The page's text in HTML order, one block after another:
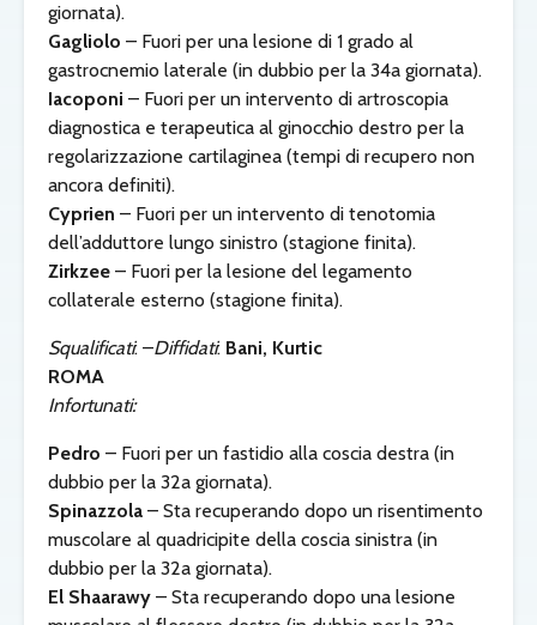
giornata).
Gagliolo – Fuori per una lesione di 1 grado al
gastrocnemio laterale (in dubbio per la 34a giornata).
Iacoponi – Fuori per un intervento di artroscopia
diagnostica e terapeutica al ginocchio destro per la
regolarizzazione cartilaginea (tempi di recupero non
ancora definiti).
Cyprien – Fuori per un intervento di tenotomia
dell’adduttore lungo sinistro (stagione finita).
Zirkzee – Fuori per la lesione del legamento
collaterale esterno (stagione finita).
Squalificati: –Diffidati: Bani, Kurtic
ROMA
Infortunati:
Pedro – Fuori per un fastidio alla coscia destra (in
dubbio per la 32a giornata).
Spinazzola – Sta recuperando dopo un risentimento
muscolare al quadricipite della coscia sinistra (in
dubbio per la 32a giornata).
El Shaarawy – Sta recuperando dopo una lesione